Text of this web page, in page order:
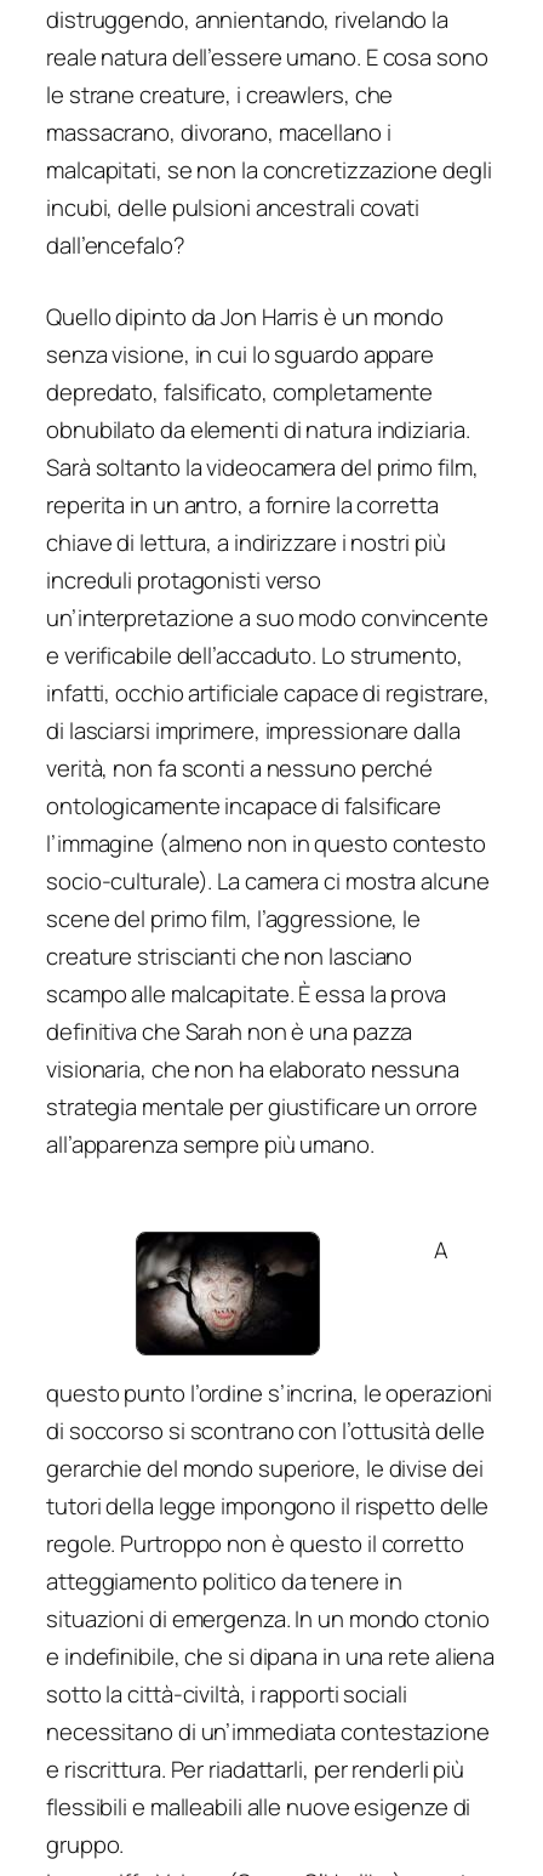
distruggendo, annientando, rivelando la
reale natura dell’essere umano. E cosa sono
le strane creature, i creawlers, che
massacrano, divorano, macellano i
malcapitati, se non la concretizzazione degli
incubi, delle pulsioni ancestrali covati
dall’encefalo?
Quello dipinto da Jon Harris è un mondo
senza visione, in cui lo sguardo appare
depredato, falsificato, completamente
obnubilato da elementi di natura indiziaria.
Sarà soltanto la videocamera del primo film,
reperita in un antro, a fornire la corretta
chiave di lettura, a indirizzare i nostri più
increduli protagonisti verso
un’interpretazione a suo modo convincente
e verificabile dell’accaduto. Lo strumento,
infatti, occhio artificiale capace di registrare,
di lasciarsi imprimere, impressionare dalla
verità, non fa sconti a nessuno perché
ontologicamente incapace di falsificare
l’immagine (almeno non in questo contesto
socio-culturale). La camera ci mostra alcune
scene del primo film, l’aggressione, le
creature striscianti che non lasciano
scampo alle malcapitate. È essa la prova
definitiva che Sarah non è una pazza
visionaria, che non ha elaborato nessuna
strategia mentale per giustificare un orrore
all’apparenza sempre più umano.
A
questo punto l’ordine s’incrina, le operazioni
di soccorso si scontrano con l’ottusità delle
gerarchie del mondo superiore, le divise dei
tutori della legge impongono il rispetto delle
regole. Purtroppo non è questo il corretto
atteggiamento politico da tenere in
situazioni di emergenza. In un mondo ctonio
e indefinibile, che si dipana in una rete aliena
sotto la città-civiltà, i rapporti sociali
necessitano di un’immediata contestazione
e riscrittura. Per riadattarli, per renderli più
flessibili e malleabili alle nuove esigenze di
gruppo.